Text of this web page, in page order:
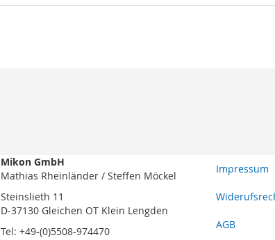
Mikon GmbH
Mathias Rheinländer / Steffen Möckel
Steinslieth 11
D-37130 Gleichen OT Klein Lengden
Tel: +49-(0)5508-974470
Impressum
AGB